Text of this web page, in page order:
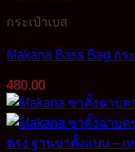
กระเป๋าเบส
Makana Bass Bag ก
480.00